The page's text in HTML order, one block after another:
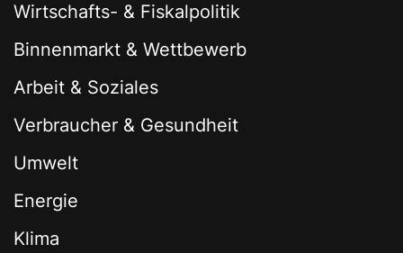
Wirtschafts- & Fiskalpolitik
Binnenmarkt & Wettbewerb
Arbeit & Soziales
Verbraucher & Gesundheit
Umwelt
Energie
Klima